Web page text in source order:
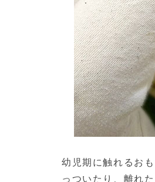
幼児期に触れるお
っついたり、離れ